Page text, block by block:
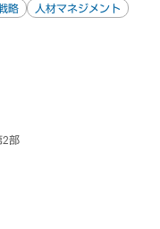
略 人材マネジメント
2部